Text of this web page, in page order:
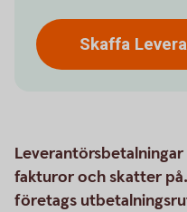
Skaffa
fakturor och skatter
företags